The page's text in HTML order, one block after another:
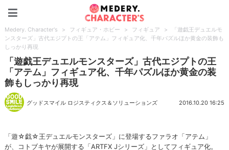
Medery. Character's > フィギュア・ホビー > フィギュア >
「遊戯王デュエルモ
ンスターズ」古代エジプトの王「アテム」フィギュア化、千年パズルほか黄金の装飾も
しっかり再現
「遊戯王デュエルモンスターズ」古代エジプトの王
「アテム」フィギュア化、千年パズルほか黄金の装
飾もしっかり再現
グッドスマイル ロジスティクス＆ソリューションズ 2016.10.20 16:25
「遊☆戯☆王デュエルモンスターズ」に登場するファラオ「アテム」
が、コトブキヤが展開する「ARTFX Jシリーズ」としてフィギュア化。